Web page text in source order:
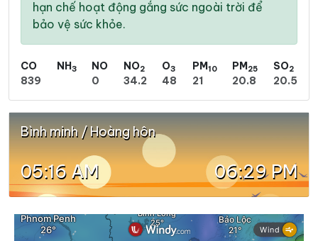
hạn chế hoạt động gắng sức ngoài trời để
bảo vệ sức khỏe.
CO
839
NH3
NO
0
NO2
34.2
O3
48
PM10
21
PM25
20.8
SO2
20.5
Bình minh / Hoàng hôn
05:16 AM 06:29 PM